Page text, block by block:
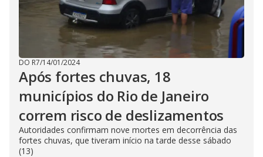
DO R7/14/01/2024
Após fortes chuvas, 18
municípios do Rio de Janeiro
correm risco de deslizamentos
Autoridades confirmam nove mortes em decorrência das
fortes chuvas, que tiveram início na tarde desse sábado
(13)